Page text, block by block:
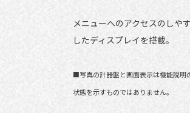
メニューへのアクセスのしや
したディスプレイを搭載。
■写真の計器盤と画面表示は機能説明
状態を示すものではありません。